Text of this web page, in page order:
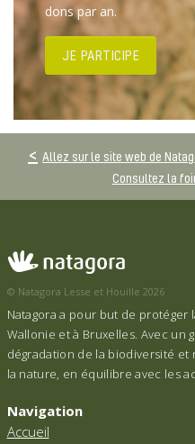
dons par an.
JE PARTICIPE
Allez sur le site web de
Consultez la
© Natagora Lesse et Houille 2026
Natagora a pour but de
Wallonie et à Bruxelles. Avec un
dégradation de la biodiversité
la nature, en équilibre avec les
Navigation
Accueil